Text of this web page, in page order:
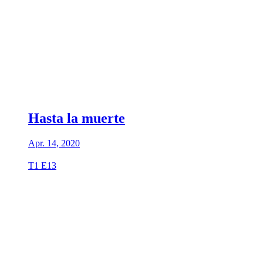
Hasta la muerte
Apr. 14, 2020
T1 E13